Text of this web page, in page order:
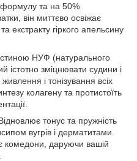
та на 50%
він миттєво освіжає
екстракту гіркого апельсину
НУФ (натурального
істотно зміцнювати судини і
і тонізування всіх
колагену та протистоїть
тонус та пружність
вугрів і дерматитами.
комедони, даруючи вашій